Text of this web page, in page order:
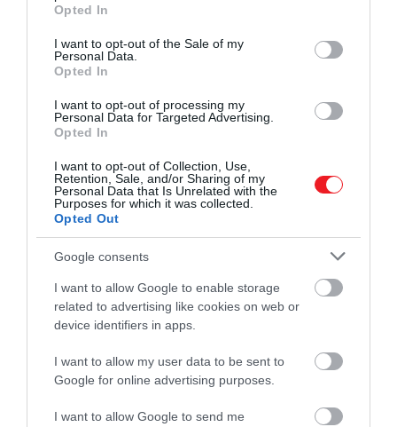
use your data for below specified purposes in below Google
consent section.
Opted In
I want to opt-out of the Sale of my
Personal Data.
Opted In
I want to opt-out of processing my
Personal Data for Targeted Advertising.
Opted In
I want to opt-out of Collection, Use,
Retention, Sale, and/or Sharing of my
Personal Data that Is Unrelated with the
Purposes for which it was collected.
Opted Out
Google consents
I want to allow Google to enable storage
related to advertising like cookies on web or
device identifiers in apps.
I want to allow my user data to be sent to
Google for online advertising purposes.
I want to allow Google to send me
nem csupán száraz, hanem extrémen száraz
Ez a levegő ugyanis körülbelül 50 százalékkal
övezetben.
Ajánljuk figyelmedbe! Ritka vörös lidércet sikerült
levideóznia az űrből a NASA asztronautájának